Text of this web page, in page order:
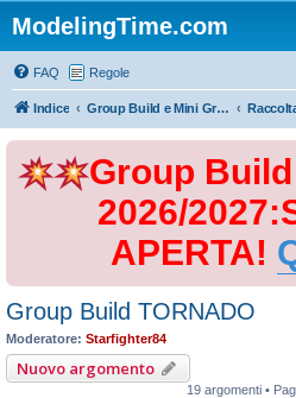
ModelingTime.com
FAQ Regole
Indice Group Build e Mini Group Build
Group
2026/
APERTA!
Group Build TORNADO
Moderatore: Starfighter84
Nuovo argomento
19 argomenti •